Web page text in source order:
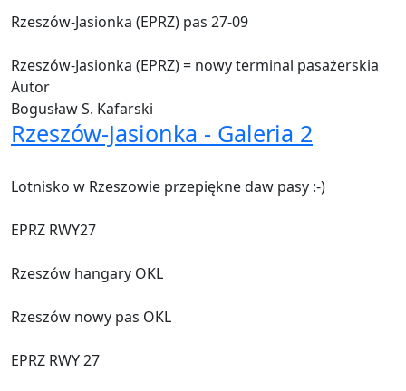
Rzeszów-Jasionka (EPRZ) pas 27-09
Rzeszów-Jasionka (EPRZ) = nowy terminal pasażerskia
Autor
Bogusław S. Kafarski
Rzeszów-Jasionka - Galeria 2
Lotnisko w Rzeszowie przepiękne daw pasy :-)
EPRZ RWY27
Rzeszów hangary OKL
Rzeszów nowy pas OKL
EPRZ RWY 27